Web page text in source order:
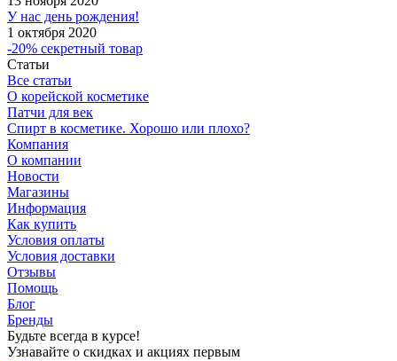
У нас день рождения!
1 октября 2020
-20% секретный товар
Статьи
Все статьи
О корейской косметике
Патчи для век
Спирт в косметике. Хорошо или плохо?
Компания
О компании
Новости
Магазины
Информация
Как купить
Условия оплаты
Условия доставки
Отзывы
Помощь
Блог
Бренды
Будьте всегда в курсе!
Узнавайте о скидках и акциях первым